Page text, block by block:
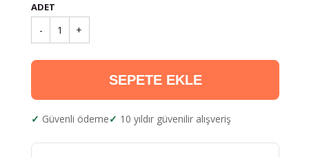
ADET
- 1 +
SEPETE EKLE
Güvenli ödeme 10 yıldır güvenilir alışveriş